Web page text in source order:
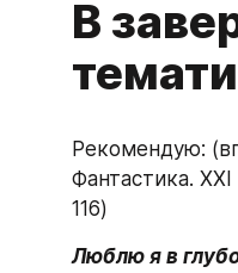
В
Рекомендую:
Фантастика.
116)
Люблю я в